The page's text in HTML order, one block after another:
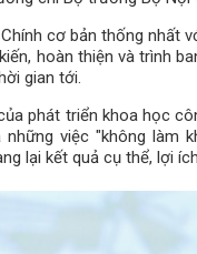
cơ bản thống nhất
hoàn thiện và trình
gian tới.
phát triển khoa học
việc "không làm
lại kết quả cụ thể, lợi